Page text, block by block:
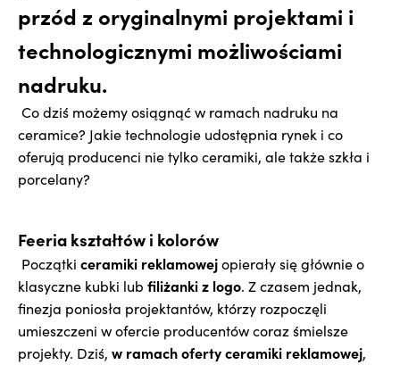
przód z oryginalnymi projektami i
technologicznymi możliwościami
nadruku.
Co dziś możemy osiągnąć w ramach nadruku na
ceramice? Jakie technologie udostępnia rynek i co
oferują producenci nie tylko ceramiki, ale także szkła i
porcelany?
Feeria kształtów i kolorów
Początki ceramiki reklamowejopierały się głównie o
klasyczne kubki lub filiżanki z logo. Z czasem jednak,
finezja poniosła projektantów, którzy rozpoczęli
umieszczeni w ofercie producentów coraz śmielsze
projekty. Dziś, w ramach oferty ceramiki reklamowej,